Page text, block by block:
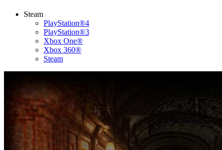
Steam
PlayStation®4
PlayStation®3
Xbox One®
Xbox 360®
Steam